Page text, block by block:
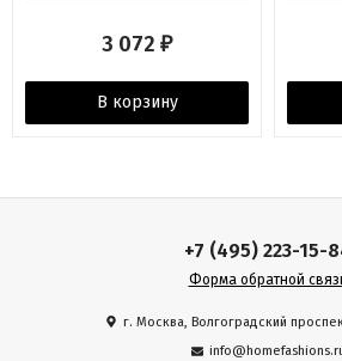
3 072 ₽
В корзину
+7 (495) 223-15-
Форма обратной
г. Москва, Волгоградский